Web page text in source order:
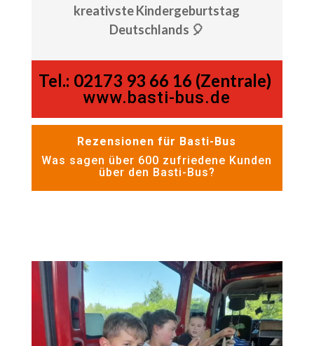
kreativste Kindergeburtstag
Deutschlands 🎈
Tel.: 02173 93 66 16 (Zentrale)
www.basti-bus.de
Rezensionen für Basti-Bus
Was sagen über 600 zufriedene Kunden
über den Basti-Bus?